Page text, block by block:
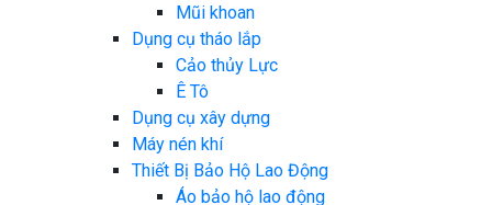
Mũi khoan
Dụng cụ tháo lắp
Cảo thủy Lực
Ê Tô
Dụng cụ xây dựng
Máy nén khí
Thiết Bị Bảo Hộ Lao Động
Áo bảo hộ lao động